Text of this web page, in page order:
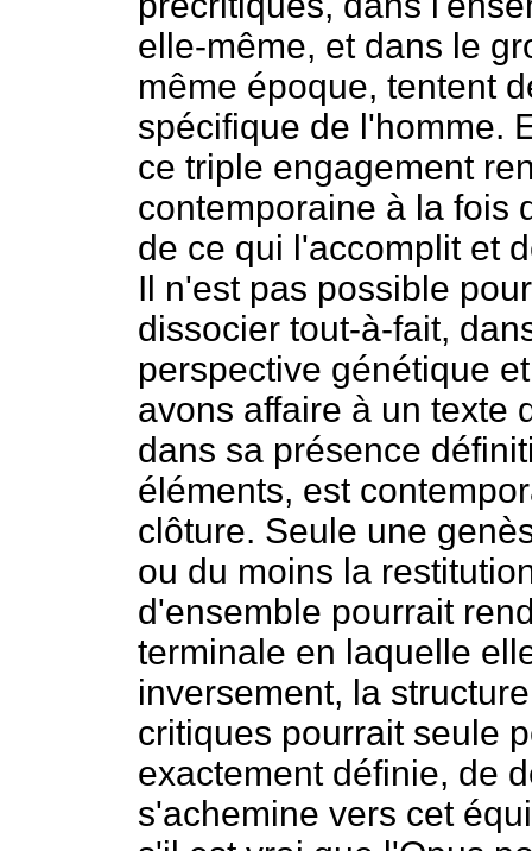
elle-même, et dans le
même époque, tentent
spécifique de l'homme.
ce triple engagement
contemporaine à la fois
de ce qui l'accomplit et
Il n'est pas possible
dissocier tout-à-fait,
perspective génétique
avons affaire à un texte
dans sa présence
éléments, est
clôture. Seule une
ou du moins la
d'ensemble pourrait
terminale en laquelle
inversement, la
critiques pourrait seule
exactement définie, de
s'achemine vers cet